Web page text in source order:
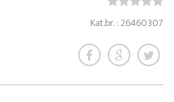
Kat.br. : 26460307